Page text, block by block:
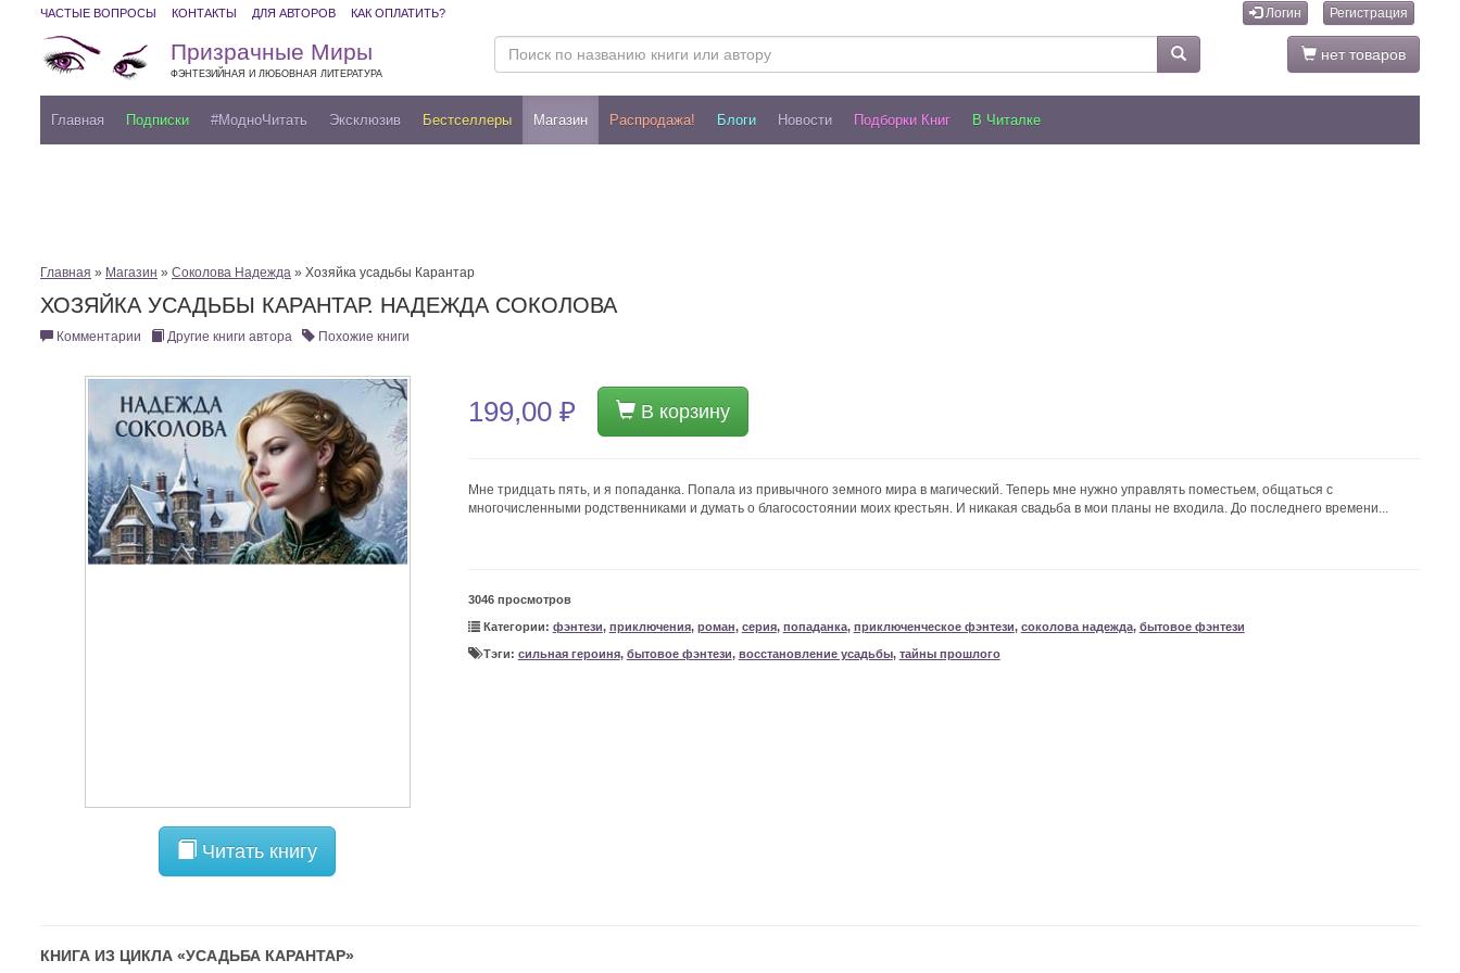
ЧАСТЫЕ ВОПРОСЫ КОНТАКТЫ ДЛЯ АВТОРОВ КАК ОПЛАТИТЬ? Логин Регистрация
Призрачные Миры
ФЭНТЕЗИЙНАЯ И ЛЮБОВНАЯ ЛИТЕРАТУРА
нет товаров
Главная Подписки #МодноЧитать Эксклюзив Бестселлеры Магазин Распродажа! Блоги Новости Подборки Книг В Читалке
Главная » Магазин » Соколова Надежда » Хозяйка усадьбы Карантар
ХОЗЯЙКА УСАДЬБЫ КАРАНТАР. НАДЕЖДА СОКОЛОВА
Комментарии Другие книги автора Похожие книги
Читать книгу
199,00 ₽ В корзину
Мне тридцать пять, и я попаданка. Попала из привычного земного мира в магический. Теперь мне нужно управлять поместьем, общаться с
многочисленными родственниками и думать о благосостоянии моих крестьян. И никакая свадьба в мои планы не входила. До последнего времени...
3046 просмотров
Категории: фэнтези, приключения, роман, серия, попаданка, приключенческое фэнтези, соколова надежда, бытовое фэнтези
Тэги: сильная героиня, бытовое фэнтези, восстановление усадьбы, тайны прошлого
КНИГА ИЗ ЦИКЛА «УСАДЬБА КАРАНТАР»